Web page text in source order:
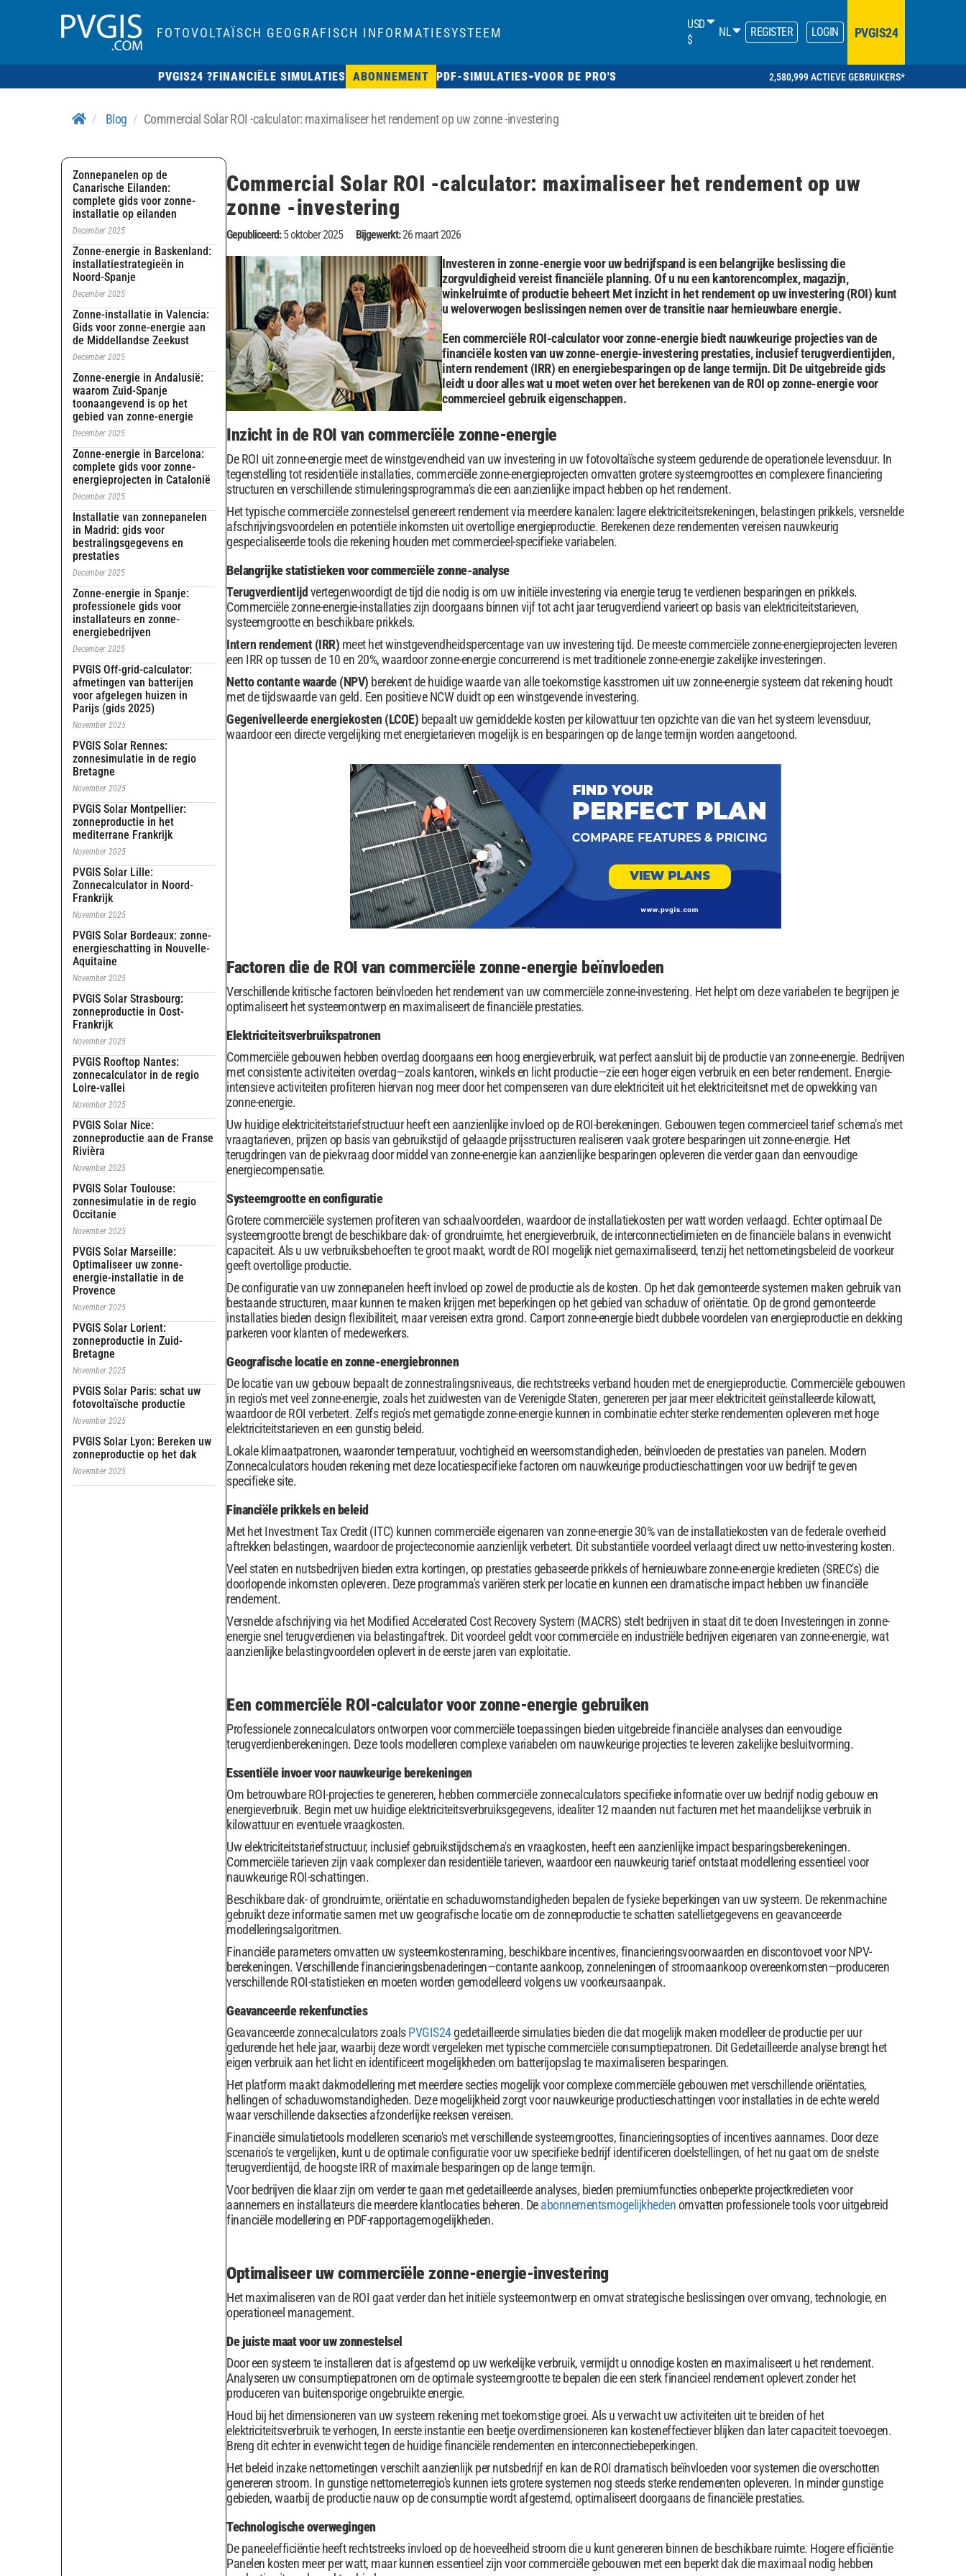
FOTOVOLTAÏSCH GEOGRAFISCH INFORMATIESYSTEEM
USD
$
NL REGISTER LOGIN PVGIS24
PVGIS24 ?FINANCIËLE SIMULATIES ABONNEMENT PDF-SIMULATIES VOOR DE PRO'S 2,580,999 ACTIEVE GEBRUIKERS*
Blog Commercial Solar ROI -calculator: maximaliseer het rendement op uw zonne -investering
Zonnepanelen op de
Canarische Eilanden:
complete gids voor zonne-
installatie op eilanden
December 2025
Zonne-energie in Baskenland:
installatiestrategieën in
Noord-Spanje
December 2025
Zonne-installatie in Valencia:
Gids voor zonne-energie aan
de Middellandse Zeekust
December 2025
Zonne-energie in Andalusië:
waarom Zuid-Spanje
toonaangevend is op het
gebied van zonne-energie
December 2025
Zonne-energie in Barcelona:
complete gids voor zonne-
energieprojecten in Catalonië
December 2025
Installatie van zonnepanelen
in Madrid: gids voor
bestralingsgegevens en
prestaties
December 2025
Zonne-energie in Spanje:
professionele gids voor
installateurs en zonne-
energiebedrijven
December 2025
PVGIS Off-grid-calculator:
afmetingen van batterijen
voor afgelegen huizen in
Parijs (gids 2025)
November 2025
PVGIS Solar Rennes:
zonnesimulatie in de regio
Bretagne
November 2025
PVGIS Solar Montpellier:
zonneproductie in het
mediterrane Frankrijk
November 2025
PVGIS Solar Lille:
Zonnecalculator in Noord-
Frankrijk
November 2025
PVGIS Solar Bordeaux: zonne-
energieschatting in Nouvelle-
Aquitaine
November 2025
PVGIS Solar Strasbourg:
zonneproductie in Oost-
Frankrijk
November 2025
PVGIS Rooftop Nantes:
zonnecalculator in de regio
Loire-vallei
November 2025
PVGIS Solar Nice:
zonneproductie aan de Franse
Rivièra
November 2025
PVGIS Solar Toulouse:
zonnesimulatie in de regio
Occitanie
November 2025
PVGIS Solar Marseille:
Optimaliseer uw zonne-
energie-installatie in de
Provence
November 2025
PVGIS Solar Lorient:
zonneproductie in Zuid-
Bretagne
November 2025
PVGIS Solar Paris: schat uw
fotovoltaïsche productie
November 2025
PVGIS Solar Lyon: Bereken uw
zonneproductie op het dak
November 2025
Commercial Solar ROI -calculator: maximaliseer het rendement op uw
zonne -investering
Gepubliceerd: 5 oktober 2025 Bijgewerkt:26 maart 2026
Investeren in zonne-energie voor uw bedrijfspand is een belangrijke beslissing die
zorgvuldigheid vereist financiële planning. Of u nu een kantorencomplex, magazijn,
winkelruimte of productie beheert Met inzicht in het rendement op uw investering (ROI) kunt
u weloverwogen beslissingen nemen over de transitie naar hernieuwbare energie.
Een commerciële ROI-calculator voor zonne-energie biedt nauwkeurige projecties van de
financiële kosten van uw zonne-energie-investering prestaties, inclusief terugverdientijden,
intern rendement (IRR) en energiebesparingen op de lange termijn. Dit De uitgebreide gids
leidt u door alles wat u moet weten over het berekenen van de ROI op zonne-energie voor
commercieel gebruik eigenschappen.
Inzicht in de ROI van commerciële zonne-energie
De ROI uit zonne-energie meet de winstgevendheid van uw investering in uw fotovoltaïsche systeem gedurende de operationele levensduur. In
tegenstelling tot residentiële installaties, commerciële zonne-energieprojecten omvatten grotere systeemgroottes en complexere financiering
structuren en verschillende stimuleringsprogramma's die een aanzienlijke impact hebben op het rendement.
Het typische commerciële zonnestelsel genereert rendement via meerdere kanalen: lagere elektriciteitsrekeningen, belastingen prikkels, versnelde
afschrijvingsvoordelen en potentiële inkomsten uit overtollige energieproductie. Berekenen deze rendementen vereisen nauwkeurig
gespecialiseerde tools die rekening houden met commercieel-specifieke variabelen.
Belangrijke statistieken voor commerciële zonne-analyse
Terugverdientijd vertegenwoordigt de tijd die nodig is om uw initiële investering via energie terug te verdienen besparingen en prikkels.
Commerciële zonne-energie-installaties zijn doorgaans binnen vijf tot acht jaar terugverdiend varieert op basis van elektriciteitstarieven,
systeemgrootte en beschikbare prikkels.
Intern rendement (IRR) meet het winstgevendheidspercentage van uw investering tijd. De meeste commerciële zonne-energieprojecten leveren
een IRR op tussen de 10 en 20%, waardoor zonne-energie concurrerend is met traditionele zonne-energie zakelijke investeringen.
Netto contante waarde (NPV) berekent de huidige waarde van alle toekomstige kasstromen uit uw zonne-energie systeem dat rekening houdt
met de tijdswaarde van geld. Een positieve NCW duidt op een winstgevende investering.
Gegenivelleerde energiekosten (LCOE) bepaalt uw gemiddelde kosten per kilowattuur ten opzichte van die van het systeem levensduur,
waardoor een directe vergelijking met energietarieven mogelijk is en besparingen op de lange termijn worden aangetoond.
Factoren die de ROI van commerciële zonne-energie beïnvloeden
Verschillende kritische factoren beïnvloeden het rendement van uw commerciële zonne-investering. Het helpt om deze variabelen te begrijpen je
optimaliseert het systeemontwerp en maximaliseert de financiële prestaties.
Elektriciteitsverbruikspatronen
Commerciële gebouwen hebben overdag doorgaans een hoog energieverbruik, wat perfect aansluit bij de productie van zonne-energie. Bedrijven
met consistente activiteiten overdag—zoals kantoren, winkels en licht productie—zie een hoger eigen verbruik en een beter rendement. Energie-
intensieve activiteiten profiteren hiervan nog meer door het compenseren van dure elektriciteit uit het elektriciteitsnet met de opwekking van
zonne-energie.
Uw huidige elektriciteitstariefstructuur heeft een aanzienlijke invloed op de ROI-berekeningen. Gebouwen tegen commercieel tarief schema's met
vraagtarieven, prijzen op basis van gebruikstijd of gelaagde prijsstructuren realiseren vaak grotere besparingen uit zonne-energie. Het
terugdringen van de piekvraag door middel van zonne-energie kan aanzienlijke besparingen opleveren die verder gaan dan eenvoudige
energiecompensatie.
Systeemgrootte en configuratie
Grotere commerciële systemen profiteren van schaalvoordelen, waardoor de installatiekosten per watt worden verlaagd. Echter optimaal De
systeemgrootte brengt de beschikbare dak- of grondruimte, het energieverbruik, de interconnectielimieten en de financiële balans in evenwicht
capaciteit. Als u uw verbruiksbehoeften te groot maakt, wordt de ROI mogelijk niet gemaximaliseerd, tenzij het nettometingsbeleid de voorkeur
geeft overtollige productie.
De configuratie van uw zonnepanelen heeft invloed op zowel de productie als de kosten. Op het dak gemonteerde systemen maken gebruik van
bestaande structuren, maar kunnen te maken krijgen met beperkingen op het gebied van schaduw of oriëntatie. Op de grond gemonteerde
installaties bieden design flexibiliteit, maar vereisen extra grond. Carport zonne-energie biedt dubbele voordelen van energieproductie en dekking
parkeren voor klanten of medewerkers.
Geografische locatie en zonne-energiebronnen
De locatie van uw gebouw bepaalt de zonnestralingsniveaus, die rechtstreeks verband houden met de energieproductie. Commerciële gebouwen
in regio's met veel zonne-energie, zoals het zuidwesten van de Verenigde Staten, genereren per jaar meer elektriciteit geïnstalleerde kilowatt,
waardoor de ROI verbetert. Zelfs regio's met gematigde zonne-energie kunnen in combinatie echter sterke rendementen opleveren met hoge
elektriciteitstarieven en een gunstig beleid.
Lokale klimaatpatronen, waaronder temperatuur, vochtigheid en weersomstandigheden, beïnvloeden de prestaties van panelen. Modern
Zonnecalculators houden rekening met deze locatiespecifieke factoren om nauwkeurige productieschattingen voor uw bedrijf te geven
specifieke site.
Financiële prikkels en beleid
Met het Investment Tax Credit (ITC) kunnen commerciële eigenaren van zonne-energie 30% van de installatiekosten van de federale overheid
aftrekken belastingen, waardoor de projecteconomie aanzienlijk verbetert. Dit substantiële voordeel verlaagt direct uw netto-investering kosten.
Veel staten en nutsbedrijven bieden extra kortingen, op prestaties gebaseerde prikkels of hernieuwbare zonne-energie kredieten (SREC's) die
doorlopende inkomsten opleveren. Deze programma's variëren sterk per locatie en kunnen een dramatische impact hebben uw financiële
rendement.
Versnelde afschrijving via het Modified Accelerated Cost Recovery System (MACRS) stelt bedrijven in staat dit te doen Investeringen in zonne-
energie snel terugverdienen via belastingaftrek. Dit voordeel geldt voor commerciële en industriële bedrijven eigenaren van zonne-energie, wat
aanzienlijke belastingvoordelen oplevert in de eerste jaren van exploitatie.
Een commerciële ROI-calculator voor zonne-energie gebruiken
Professionele zonnecalculators ontworpen voor commerciële toepassingen bieden uitgebreide financiële analyses dan eenvoudige
terugverdienberekeningen. Deze tools modelleren complexe variabelen om nauwkeurige projecties te leveren zakelijke besluitvorming.
Essentiële invoer voor nauwkeurige berekeningen
Om betrouwbare ROI-projecties te genereren, hebben commerciële zonnecalculators specifieke informatie over uw bedrijf nodig gebouw en
energieverbruik. Begin met uw huidige elektriciteitsverbruiksgegevens, idealiter 12 maanden nut facturen met het maandelijkse verbruik in
kilowattuur en eventuele vraagkosten.
Uw elektriciteitstariefstructuur, inclusief gebruikstijdschema's en vraagkosten, heeft een aanzienlijke impact besparingsberekeningen.
Commerciële tarieven zijn vaak complexer dan residentiële tarieven, waardoor een nauwkeurig tarief ontstaat modellering essentieel voor
nauwkeurige ROI-schattingen.
Beschikbare dak- of grondruimte, oriëntatie en schaduwomstandigheden bepalen de fysieke beperkingen van uw systeem. De rekenmachine
gebruikt deze informatie samen met uw geografische locatie om de zonneproductie te schatten satellietgegevens en geavanceerde
modelleringsalgoritmen.
Financiële parameters omvatten uw systeemkostenraming, beschikbare incentives, financieringsvoorwaarden en discontovoet voor NPV-
berekeningen. Verschillende financieringsbenaderingen—contante aankoop, zonneleningen of stroomaankoop overeenkomsten—produceren
verschillende ROI-statistieken en moeten worden gemodelleerd volgens uw voorkeursaanpak.
Geavanceerde rekenfuncties
Geavanceerde zonnecalculators zoalsPVGIS24gedetailleerde simulaties bieden die dat mogelijk maken modelleer de productie per uur
gedurende het hele jaar, waarbij deze wordt vergeleken met typische commerciële consumptiepatronen. Dit Gedetailleerde analyse brengt het
eigen verbruik aan het licht en identificeert mogelijkheden om batterijopslag te maximaliseren besparingen.
Het platform maakt dakmodellering met meerdere secties mogelijk voor complexe commerciële gebouwen met verschillende oriëntaties,
hellingen of schaduwomstandigheden. Deze mogelijkheid zorgt voor nauwkeurige productieschattingen voor installaties in de echte wereld
waar verschillende daksecties afzonderlijke reeksen vereisen.
Financiële simulatietools modelleren scenario's met verschillende systeemgroottes, financieringsopties of incentives aannames. Door deze
scenario's te vergelijken, kunt u de optimale configuratie voor uw specifieke bedrijf identificeren doelstellingen, of het nu gaat om de snelste
terugverdientijd, de hoogste IRR of maximale besparingen op de lange termijn.
Voor bedrijven die klaar zijn om verder te gaan met gedetailleerde analyses, bieden premiumfuncties onbeperkte projectkredieten voor
aannemers en installateurs die meerdere klantlocaties beheren. Deabonnementsmogelijkhedenomvatten professionele tools voor uitgebreid
financiële modellering en PDF-rapportagemogelijkheden.
Optimaliseer uw commerciële zonne-energie-investering
Het maximaliseren van de ROI gaat verder dan het initiële systeemontwerp en omvat strategische beslissingen over omvang, technologie, en
operationeel management.
De juiste maat voor uw zonnestelsel
Door een systeem te installeren dat is afgestemd op uw werkelijke verbruik, vermijdt u onnodige kosten en maximaliseert u het rendement.
Analyseren uw consumptiepatronen om de optimale systeemgrootte te bepalen die een sterk financieel rendement oplevert zonder het
produceren van buitensporige ongebruikte energie.
Houd bij het dimensioneren van uw systeem rekening met toekomstige groei. Als u verwacht uw activiteiten uit te breiden of het
elektriciteitsverbruik te verhogen, In eerste instantie een beetje overdimensioneren kan kosteneffectiever blijken dan later capaciteit toevoegen.
Breng dit echter in evenwicht tegen de huidige financiële rendementen en interconnectiebeperkingen.
Het beleid inzake nettometingen verschilt aanzienlijk per nutsbedrijf en kan de ROI dramatisch beïnvloeden voor systemen die overschotten
genereren stroom. In gunstige nettometerregio's kunnen iets grotere systemen nog steeds sterke rendementen opleveren. In minder gunstige
gebieden, waarbij de productie nauw op de consumptie wordt afgestemd, optimaliseert doorgaans de financiële prestaties.
Technologische overwegingen
De paneelefficiëntie heeft rechtstreeks invloed op de hoeveelheid stroom die u kunt genereren binnen de beschikbare ruimte. Hogere efficiëntie
Panelen kosten meer per watt, maar kunnen essentieel zijn voor commerciële gebouwen met een beperkt dak die maximaal nodig hebben